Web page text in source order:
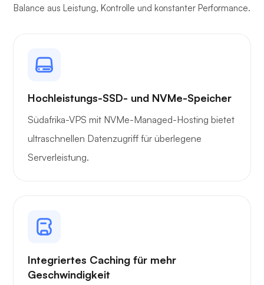
Balance aus Leistung, Kontrolle und konstanter Performance.
Hochleistungs-SSD- und NVMe-Speicher
Südafrika-VPS mit NVMe-Managed-Hosting bietet
ultraschnellen Datenzugriff für überlegene
Serverleistung.
Integriertes Caching für mehr
Geschwindigkeit